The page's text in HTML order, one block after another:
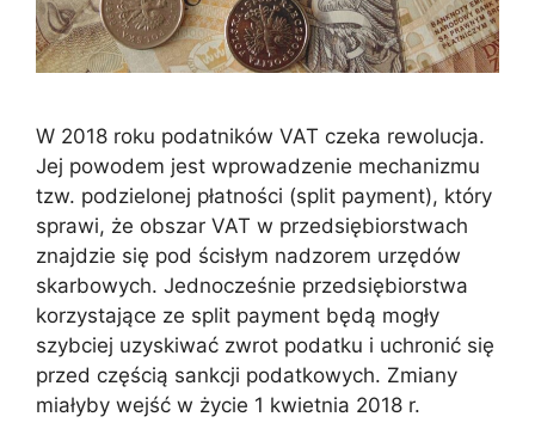
W 2018 roku podatników VAT czeka rewolucja.
Jej powodem jest wprowadzenie mechanizmu
tzw. podzielonej płatności (split payment), który
sprawi, że obszar VAT w przedsiębiorstwach
znajdzie się pod ścisłym nadzorem urzędów
skarbowych. Jednocześnie przedsiębiorstwa
korzystające ze split payment będą mogły
szybciej uzyskiwać zwrot podatku i uchronić się
przed częścią sankcji podatkowych. Zmiany
miałyby wejść w życie 1 kwietnia 2018 r.